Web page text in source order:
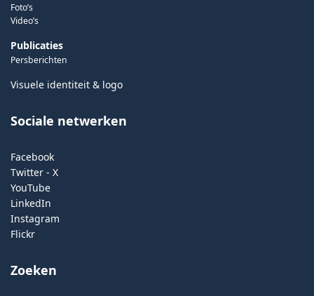
Foto’s
Video’s
Publicaties
Persberichten
Visuele identiteit & logo
Sociale netwerken
Facebook
Twitter - X
YouTube
LinkedIn
Instagram
Flickr
Zoeken